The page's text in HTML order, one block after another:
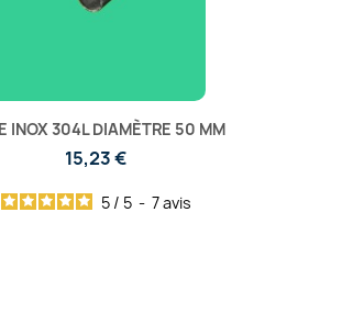
INOX 304L DIAMÈTRE 50 MM
15,23 €
5 / 5 - 7avis